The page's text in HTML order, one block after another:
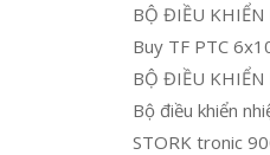
BỘ ĐIỀU
Buy TF PTC
BỘ ĐIỀU
Bộ điều khiển
STORK tronic